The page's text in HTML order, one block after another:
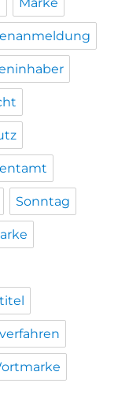
Sonntag